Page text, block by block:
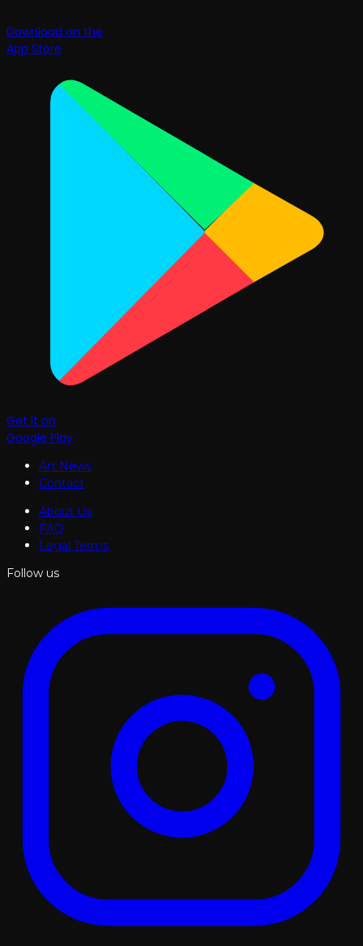
Download on the
App Store
Get it on
Google Play
Art News
Contact
About Us
FAQ
Legal Terms
Follow us